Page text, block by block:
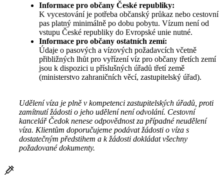
Informace pro občany České republiky:
K vycestování je potřeba občanský průkaz nebo cestovní
pas platný minimálně po dobu pobytu. Vízum není od
vstupu České republiky do Evropské unie nutné.
Informace pro občany ostatních zemí:
Údaje o pasových a vízových požadavcích včetně
přibližných lhůt pro vyřízení víz pro občany třetích zemí
jsou k dispozici u příslušných úřadů třetí země
(ministerstvo zahraničních věcí, zastupitelský úřad).
Udělení víza je plně v kompetenci zastupitelských úřadů, proti
zamítnutí žádosti o jeho udělení není odvolání. Cestovní
kancelář Čedok nenese odpovědnost za případné neudělení
víza. Klientům doporučujeme podávat žádosti o víza s
dostatečným předstihem a k žádosti dokládat všechny
požadované dokumenty.